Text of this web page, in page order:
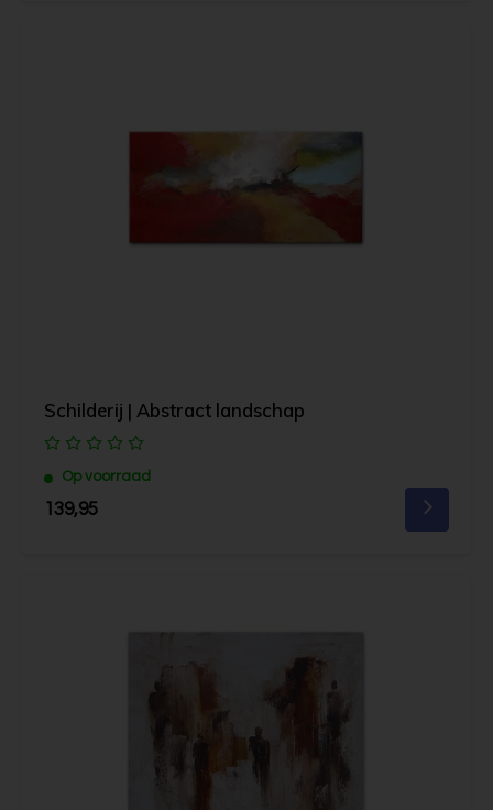
Schilderij | Abstract landschap
Op voorraad
139,95